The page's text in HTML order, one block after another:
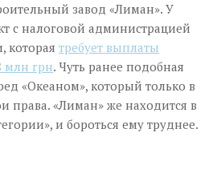
завод «Лиман». У
с налоговой администрацией
которая требует выплаты
млн грн. Чуть ранее подобная
«Океаном», который только в
права. «Лиман» же находится в
и бороться ему труднее.